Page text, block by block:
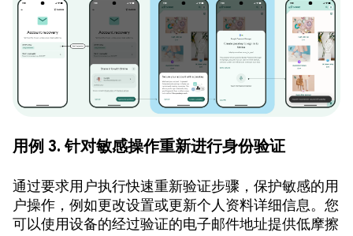
用例 3. 针对敏感操作重新进行身份验证
通过要求用户执行快速重新验证步骤，保护敏感的用
户操作，例如更改设置或更新个人资料详细信息。您
可以使用设备的经过验证的电子邮件地址提供低摩擦